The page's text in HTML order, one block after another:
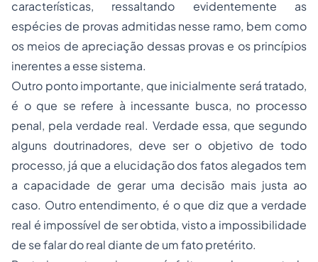
características, ressaltando evidentemente as
espécies de provas admitidas nesse ramo, bem como
os meios de apreciação dessas provas e os princípios
inerentes a esse sistema.
Outro ponto importante, que inicialmente será tratado,
é o que se refere à incessante busca, no processo
penal, pela verdade real. Verdade essa, que segundo
alguns doutrinadores, deve ser o objetivo de todo
processo, já que a elucidação dos fatos alegados tem
a capacidade de gerar uma decisão mais justa ao
caso. Outro entendimento, é o que diz que a verdade
real é impossível de ser obtida, visto a impossibilidade
de se falar do real diante de um fato pretérito.